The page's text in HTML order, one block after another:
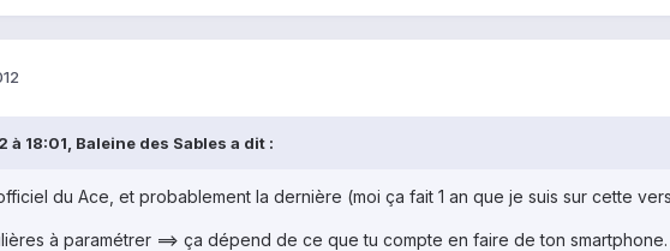
à 18:01, Baleine des Sables a dit :
du Ace, et probablement la dernière (moi ça fait 1 an que je suis sur cette
à paramétrer ==> ça dépend de ce que tu compte en faire de ton smartphone.